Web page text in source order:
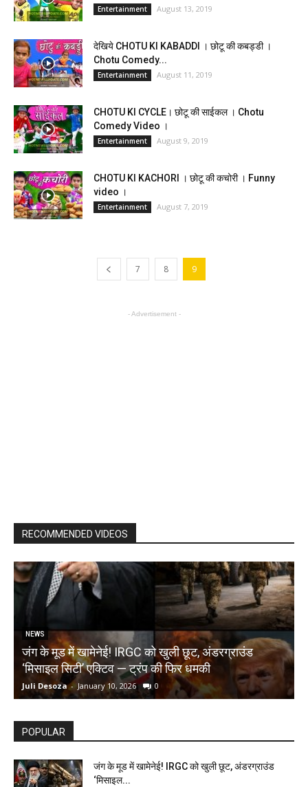
Entertainment August 13, 2019
देखिये CHOTU KI KABADDI । छोटू की कबड्डी ।
Chotu Comedy...
Entertainment August 11, 2019
CHOTU KI CYCLE। छोटू की साईकल । Chotu
Comedy Video ।
Entertainment August 9, 2019
CHOTU KI KACHORI । छोटू की कचोरी । Funny
video ।
Entertainment August 7, 2019
7 8 9
- Advertisement -
RECOMMENDED VIDEOS
NEWS
जंग के मूड में खामेनेई! IRGC को खुली छूट, अंडरग्राउंड
‘मिसाइल सिटी’ एक्टिव — ट्रंप की फिर धमकी
Juli Desoza - January 10, 2026 0
POPULAR
जंग के मूड में खामेनेई! IRGC को खुली छूट, अंडरग्राउंड
‘मिसाइल...